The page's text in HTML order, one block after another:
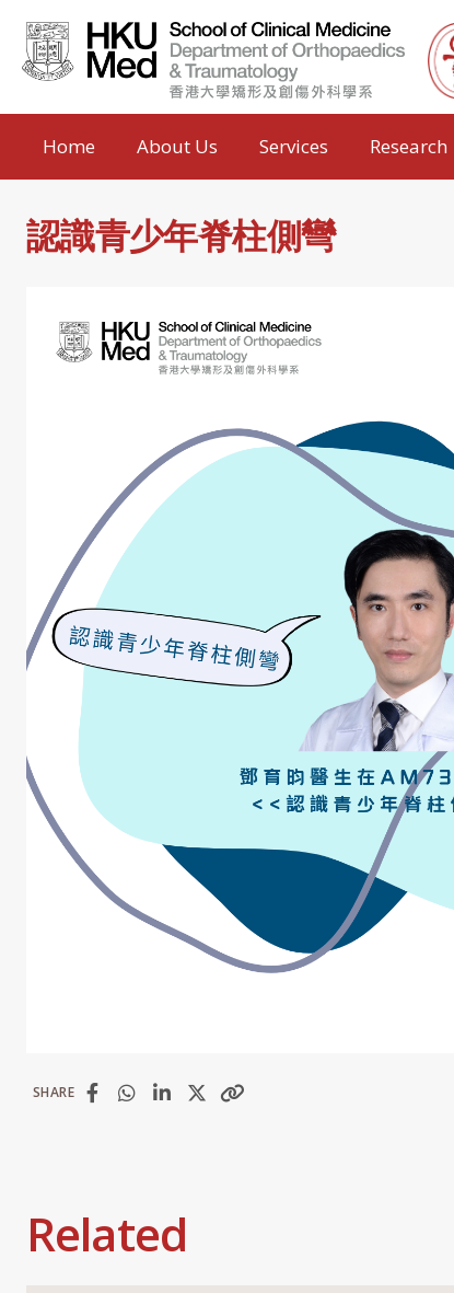
Home About Us Services Research
認識青少年脊柱側彎
SHARE
Related